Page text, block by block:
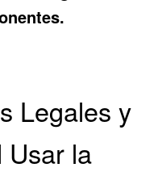
Legales y
Usar la